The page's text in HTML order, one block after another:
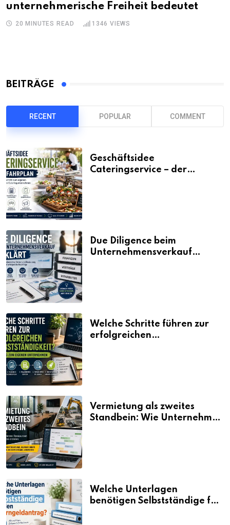
unternehmerische Freiheit bedeutet
20 MINUTES READ 1346 VIEWS
BEITRÄGE
RECENT POPULAR COMMENT
Geschäftsidee
Cateringservice – der
Due Diligence beim
Unternehmensverkauf
Welche Schritte führen zur
erfolgreichen
Vermietung als zweites
Standbein: Wie Unternehmen
Welche Unterlagen
benötigen Selbstständige für